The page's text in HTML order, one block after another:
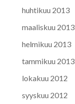
huhtikuu 2013
maaliskuu 2013
helmikuu 2013
tammikuu 2013
lokakuu 2012
syyskuu 2012